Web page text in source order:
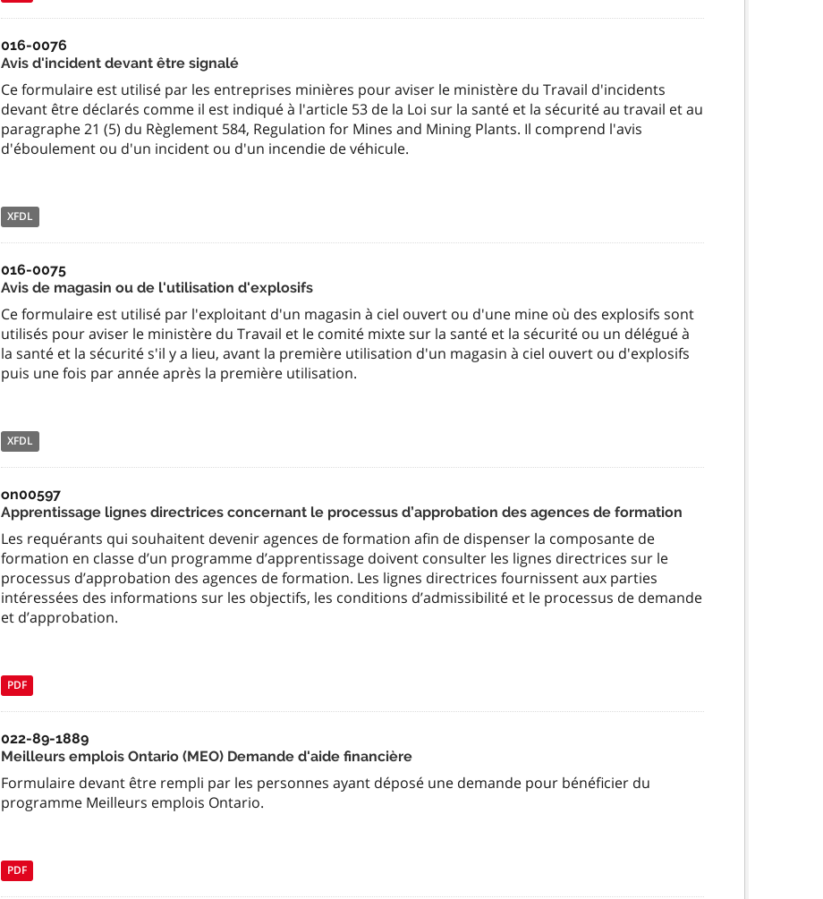
016-0076
Avis d'incident devant être signalé
Ce formulaire est utilisé par les entreprises minières pour aviser le ministère du Travail d'incidents
devant être déclarés comme il est indiqué à l'article 53 de la Loi sur la santé et la sécurité au travail et au
paragraphe 21 (5) du Règlement 584, Regulation for Mines and Mining Plants. Il comprend l'avis
d'éboulement ou d'un incident ou d'un incendie de véhicule.
XFDL
016-0075
Avis de magasin ou de l'utilisation d'explosifs
Ce formulaire est utilisé par l'exploitant d'un magasin à ciel ouvert ou d'une mine où des explosifs sont
utilisés pour aviser le ministère du Travail et le comité mixte sur la santé et la sécurité ou un délégué à
la santé et la sécurité s'il y a lieu, avant la première utilisation d'un magasin à ciel ouvert ou d'explosifs
puis une fois par année après la première utilisation.
XFDL
on00597
Apprentissage lignes directrices concernant le processus d’approbation des agences de formation
Les requérants qui souhaitent devenir agences de formation afin de dispenser la composante de
formation en classe d’un programme d’apprentissage doivent consulter les lignes directrices sur le
processus d’approbation des agences de formation. Les lignes directrices fournissent aux parties
intéressées des informations sur les objectifs, les conditions d’admissibilité et le processus de demande
et d’approbation.
PDF
022-89-1889
Meilleurs emplois Ontario (MEO) Demande d'aide financière
Formulaire devant être rempli par les personnes ayant déposé une demande pour bénéficier du
programme Meilleurs emplois Ontario.
PDF